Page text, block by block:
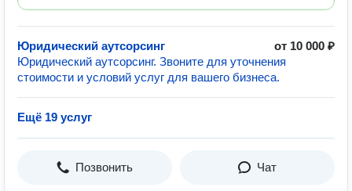
Юридический аутсорсинг
от 10 000 ₽
Юридический аутсорсинг. Звоните для уточнения
стоимости и условий услуг для вашего бизнеса.
Ещё 19 услуг
Позвонить Чат